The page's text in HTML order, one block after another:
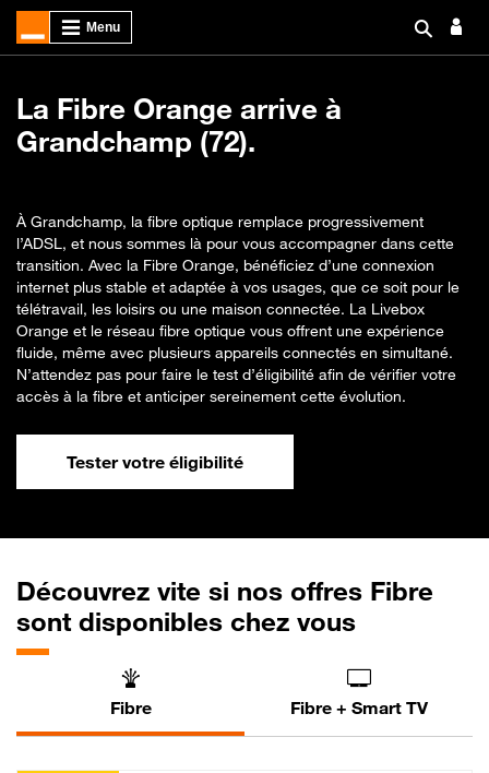
La Fibre Orange arrive à
Grandchamp (72).
À Grandchamp, la fibre optique remplace progressivement
l’ADSL, et nous sommes là pour vous accompagner dans cette
transition. Avec la Fibre Orange, bénéficiez d’une connexion
internet plus stable et adaptée à vos usages, que ce soit pour le
télétravail, les loisirs ou une maison connectée. La Livebox
Orange et le réseau fibre optique vous offrent une expérience
fluide, même avec plusieurs appareils connectés en simultané.
N’attendez pas pour faire le test d’éligibilité afin de vérifier votre
accès à la fibre et anticiper sereinement cette évolution.
Tester votre éligibilité
Découvrez vite si nos offres Fibre
sont disponibles chez vous
Fibre Fibre + Smart TV